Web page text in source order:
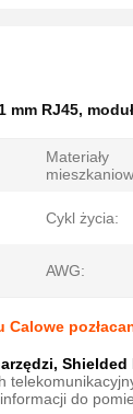
mm RJ45,
Materiały
Cykl życia:
AWG:
Calowe
do